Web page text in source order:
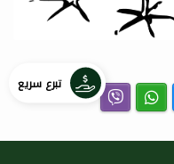
تبرع سريع